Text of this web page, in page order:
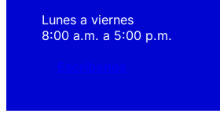
Lunes a viernes
8:00 a.m. a 5:00 p.m.
Escribenos